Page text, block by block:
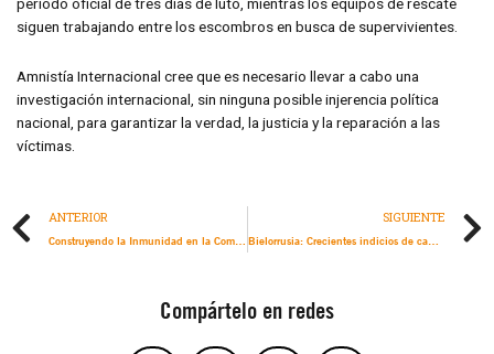
periodo oficial de tres días de luto, mientras los equipos de rescate
siguen trabajando entre los escombros en busca de supervivientes.
Amnistía Internacional cree que es necesario llevar a cabo una
investigación internacional, sin ninguna posible injerencia política
nacional, para garantizar la verdad, la justicia y la reparación a las
víctimas.
ANTERIOR
Construyendo la Inmunidad en la Comunidad: Respuestas de los Pueblos Indígenas en Canadá a la pandemia del COVID-19
SIGUIENTE
Bielorrusia: Crecientes indicios de campaña generalizada de tortura de participantes en protestas pacíficas
Compártelo en redes